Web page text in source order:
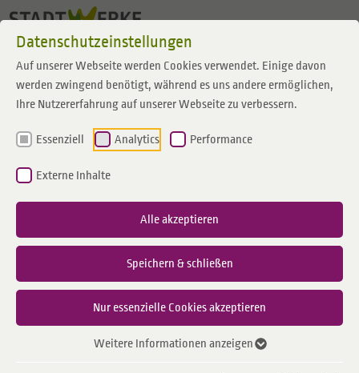
Datenschutzeinstellungen
Auf unserer Webseite werden Cookies verwendet. Einige davon
werden zwingend benötigt, während es uns andere ermöglichen,
Ihre Nutzererfahrung auf unserer Webseite zu verbessern.
Essenziell Analytics Performance
Externe Inhalte
Alle akzeptieren
Speichern & schließen
Nur essenzielle Cookies akzeptieren
Weitere Informationen anzeigen
Zum Inhalt springen